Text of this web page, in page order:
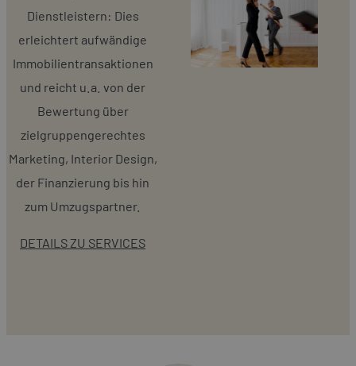
Dienstleistern: Dies
erleichtert aufwändige
Immobilientransaktionen
und reicht u.a. von der
Bewertung über
zielgruppengerechtes
Marketing, Interior Design,
der Finanzierung bis hin
zum Umzugspartner.
DETAILS ZU SERVICES